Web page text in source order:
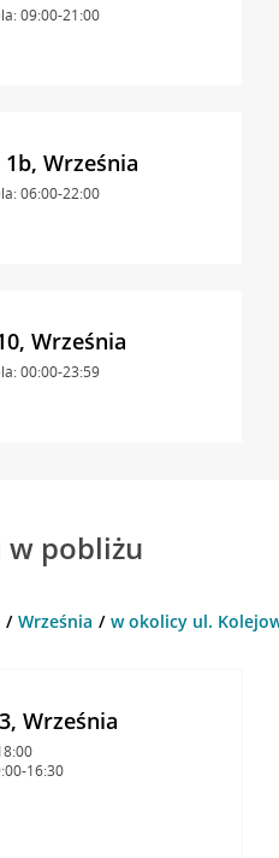
09:00-21:00
1b, Września
06:00-22:00
Września
00:00-23:59
w pobliżu
Września w okolicy ul.
Września
16:30